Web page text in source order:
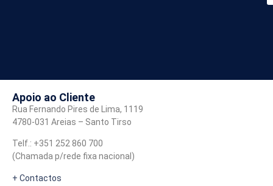
Apoio ao Cliente
Rua Fernando Pires de Lima, 1119
4780-031 Areias – Santo Tirso
Telf.: +351 252 860 700
(Chamada p/rede fixa nacional)
+ Contactos